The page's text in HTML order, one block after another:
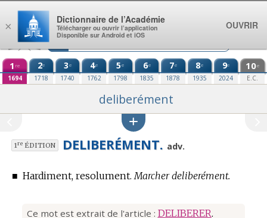
Aller au contenu
1 re
1694
2e
1718
3e
1740
4e
1762
5e
1798
6e
1835
7e
1878
8e
1935
9e
2024
10e
E.C.
deliberément
1reÉDITION DELIBERÉMENT. adv.
■ Hardiment, resolument. Marcher deliberément.
Ce mot est extrait de l'article : DELIBERER.
×
Dictionnaire de l’Académie
Télécharger ou ouvrir l’application
Disponible sur Android et iOS
OUVRIR